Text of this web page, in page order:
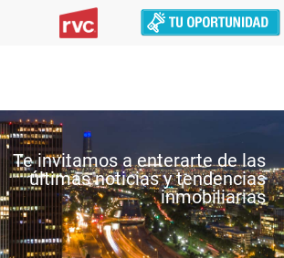
Te invitamos a enterarte de las
últimas noticias y tendencias
inmobiliarias